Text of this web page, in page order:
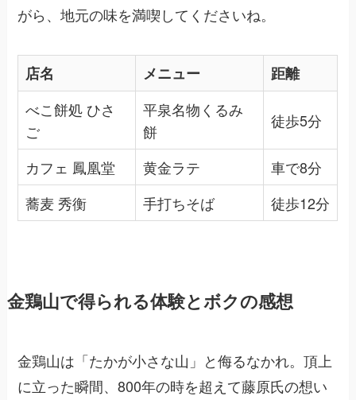
がら、地元の味を満喫してくださいね。
店名 メニュー
距離
べこ餅処 ひさ
ご
平泉名物くるみ
餅
徒歩5分
カフェ 鳳凰堂 黄金ラテ
車で8分
蕎麦 秀衡
手打ちそば 徒歩12分
金鶏山で得られる体験とボクの感想
金鶏山は「たかが小さな山」と侮るなかれ。頂上
に立った瞬間、800年の時を超えて藤原氏の想い